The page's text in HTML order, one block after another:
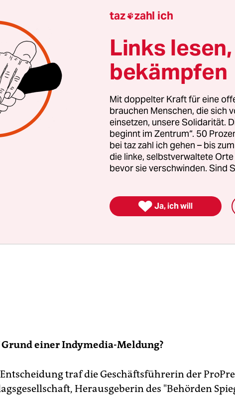
Ich bin beruflich als IT-Sicherheitsexperte
Eigenschaft auf dem Polizeikongress.
auch öffentlich Interessen des Chaos
nun offenbar jemand auf der Veranstaltung
erkannt. Der - privatwirtschaftliche - Veranstalter
eine Meldung auf indymedia
bedroht, die eine
behauptete, und unterstellte dem CCC,
Damit wurde ich zum Sicherheitsrisiko erklärt
des Veranstalters ausgeschlossen.
einer Indymedia-Meldung?
traf die Geschäftsführerin der
Herausgeberin des "Behörden
taz zahl ich
Links
bekämpfen
Mit doppelter Kraft für eine
brauchen Menschen, die sich
einsetzen, unsere Solidarität.
beginnt im Zentrum“. 50
bei taz zahl ich gehen – bis
die linke, selbstverwaltete
bevor sie verschwinden. Sind
 Ja, ich will